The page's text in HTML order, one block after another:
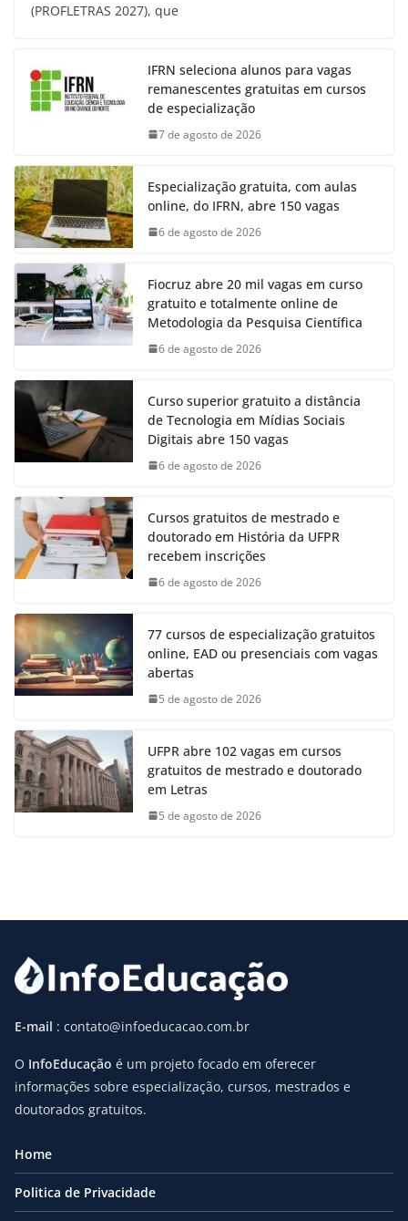
(PROFLETRAS 2027), que
IFRN seleciona alunos para vagas
remanescentes gratuitas em cursos
de especialização
7 de agosto de 2026
Especialização gratuita, com aulas
online, do IFRN, abre 150 vagas
6 de agosto de 2026
Fiocruz abre 20 mil vagas em curso
gratuito e totalmente online de
Metodologia da Pesquisa Científica
6 de agosto de 2026
Curso superior gratuito a distância
de Tecnologia em Mídias Sociais
Digitais abre 150 vagas
6 de agosto de 2026
Cursos gratuitos de mestrado e
doutorado em História da UFPR
recebem inscrições
6 de agosto de 2026
77 cursos de especialização gratuitos
online, EAD ou presenciais com vagas
abertas
5 de agosto de 2026
UFPR abre 102 vagas em cursos
gratuitos de mestrado e doutorado
em Letras
5 de agosto de 2026
E-mail : contato@infoeducacao.com.br
O InfoEducação é um projeto focado em oferecer
informações sobre especialização, cursos, mestrados e
doutorados gratuitos.
Home
Politica de Privacidade